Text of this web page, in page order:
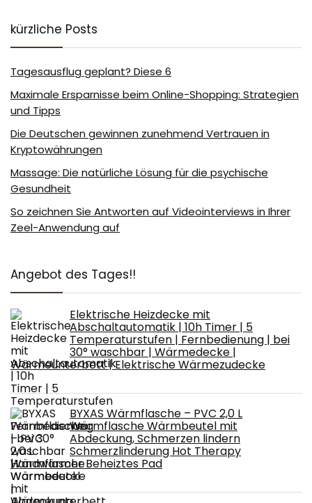
kürzliche Posts
Tagesausflug geplant? Diese 6
Maximale Ersparnisse beim Online-Shopping: Strategien
und Tipps
Die Deutschen gewinnen zunehmend Vertrauen in
Kryptowährungen
Massage: Die natürliche Lösung für die psychische
Gesundheit
So zeichnen Sie Antworten auf Videointerviews in Ihrer
Zeel-Anwendung auf
Angebot des Tages!!
Elektrische Heizdecke mit
Abschaltautomatik | 10h Timer | 5
Temperaturstufen | Fernbedienung | bei
30° waschbar | Wärmedecke |
Wärmeunterbett | Elektrische Wärmezudecke
BYXAS Wärmflasche – PVC 2,0 L
Wärmflasche Wärmbeutel mit
Abdeckung, Schmerzen lindern
Schmerzlinderung Hot Therapy
Handwärmer Beheiztes Pad